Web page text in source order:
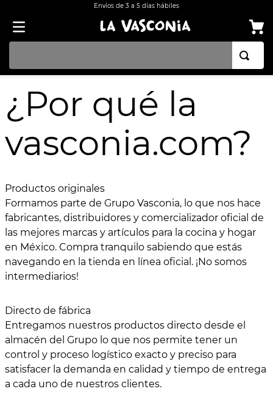
Envíos de 3 a 5 días hábiles
¿Por qué la
vasconia.com?
Productos originales
Formamos parte de Grupo Vasconia, lo que nos hace
fabricantes, distribuidores y comercializador oficial de
las mejores marcas y artículos para la cocina y hogar
en México. Compra tranquilo sabiendo que estás
navegando en la tienda en línea oficial. ¡No somos
intermediarios!
Directo de fábrica
Entregamos nuestros productos directo desde el
almacén del Grupo lo que nos permite tener un
control y proceso logístico exacto y preciso para
satisfacer la demanda en calidad y tiempo de entrega
a cada uno de nuestros clientes.
1. BATERÍA COCINA EKCO ALUMINIO ANTIADHERENTE 32 PIEZAS
2. BATERÍA COCINA CON ANTIADHERENTE EKCO 32 PIEZAS ALUMINIO
. OLLA
5. SARTEN
6. INDUCCIÓN
7. VAPORERAS
8 ACERO INOXIDABLE
9 BATERÍA